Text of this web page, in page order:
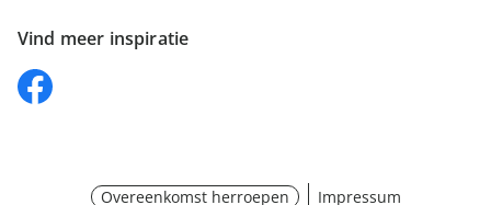
Vind meer inspiratie
Overeenkomst herroepen
Impressum